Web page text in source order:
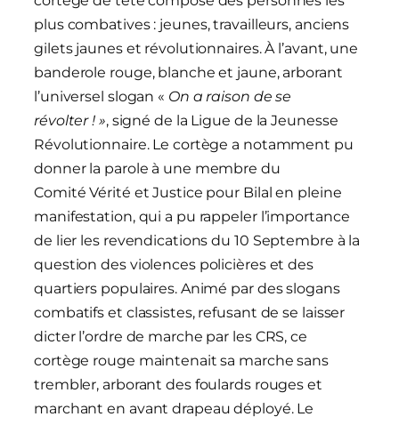
plus combatives : jeunes, travailleurs, anciens
gilets jaunes et révolutionnaires. À l’avant, une
banderole rouge, blanche et jaune, arborant
l’universel slogan « On a raison de se
révolter ! », signé de la Ligue de la Jeunesse
Révolutionnaire. Le cortège a notamment pu
donner la parole à une membre du
Comité Vérité et Justice pour Bilal en pleine
manifestation, qui a pu rappeler l’importance
de lier les revendications du 10 Septembre à la
question des violences policières et des
quartiers populaires. Animé par des slogans
combatifs et classistes, refusant de se laisser
dicter l’ordre de marche par les CRS, ce
cortège rouge maintenait sa marche sans
trembler, arborant des foulards rouges et
marchant en avant drapeau déployé. Le